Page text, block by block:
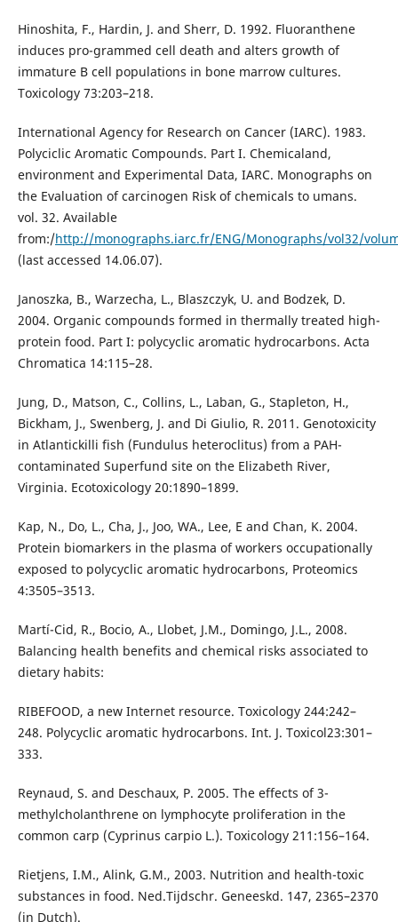
Hinoshita, F., Hardin, J. and Sherr, D. 1992. Fluoranthene
induces pro-grammed cell death and alters growth of
immature B cell populations in bone marrow cultures.
Toxicology 73:203–218.
International Agency for Research on Cancer (IARC). 1983.
Polyciclic Aromatic Compounds. Part I. Chemicaland,
environment and Experimental Data, IARC. Monographs on
the Evaluation of carcinogen Risk of chemicals to umans.
vol. 32. Available
from:/http://monographs.iarc.fr/ENG/Monographs/vol32/
(last accessed 14.06.07).
Janoszka, B., Warzecha, L., Blaszczyk, U. and Bodzek, D.
2004. Organic compounds formed in thermally treated high-
protein food. Part I: polycyclic aromatic hydrocarbons. Acta
Chromatica 14:115–28.
Jung, D., Matson, C., Collins, L., Laban, G., Stapleton, H.,
Bickham, J., Swenberg, J. and Di Giulio, R. 2011. Genotoxicity
in Atlantickilli fish (Fundulus heteroclitus) from a PAH-
contaminated Superfund site on the Elizabeth River,
Virginia. Ecotoxicology 20:1890–1899.
Kap, N., Do, L., Cha, J., Joo, WA., Lee, E and Chan, K. 2004.
Protein biomarkers in the plasma of workers occupationally
exposed to polycyclic aromatic hydrocarbons, Proteomics
4:3505–3513.
Martí-Cid, R., Bocio, A., Llobet, J.M., Domingo, J.L., 2008.
Balancing health benefits and chemical risks associated to
dietary habits:
RIBEFOOD, a new Internet resource. Toxicology 244:242–
248. Polycyclic aromatic hydrocarbons. Int. J. Toxicol23:301–
333.
Reynaud, S. and Deschaux, P. 2005. The effects of 3-
methylcholanthrene on lymphocyte proliferation in the
common carp (Cyprinus carpio L.). Toxicology 211:156–164.
Rietjens, I.M., Alink, G.M., 2003. Nutrition and health-toxic
substances in food. Ned.Tijdschr. Geneeskd. 147, 2365–2370
(in Dutch).